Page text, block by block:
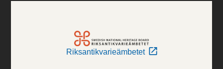
Riksantikvarieämbetet